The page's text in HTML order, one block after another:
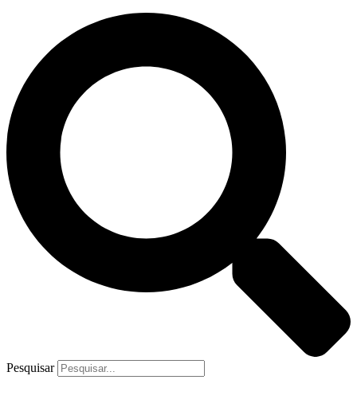
Pesquisar